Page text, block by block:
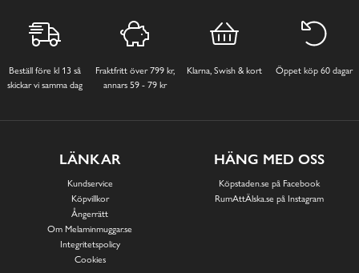
Beställ före kl 13 så
skickar vi samma dag
Fraktfritt över 799 kr,
annars 59 - 79 kr
Klarna, Swish & kort Öppet köp 60 dagar
LÄNKAR
Kundservice
Köpvillkor
Ångerrätt
Om Melaminmuggar.se
Integritetspolicy
Cookies
HÄNG MED OSS
Köpstaden.se på Facebook
RumAttÄlska.se på Instagram